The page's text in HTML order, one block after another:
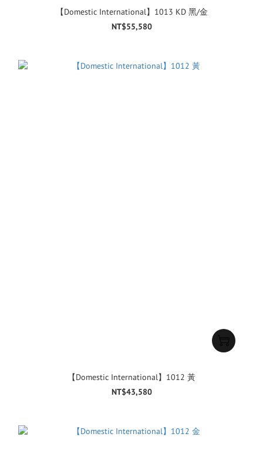
【Domestic International】1013 KD 黑/金
NT$55,580
【Domestic International】1012 黃
NT$43,580